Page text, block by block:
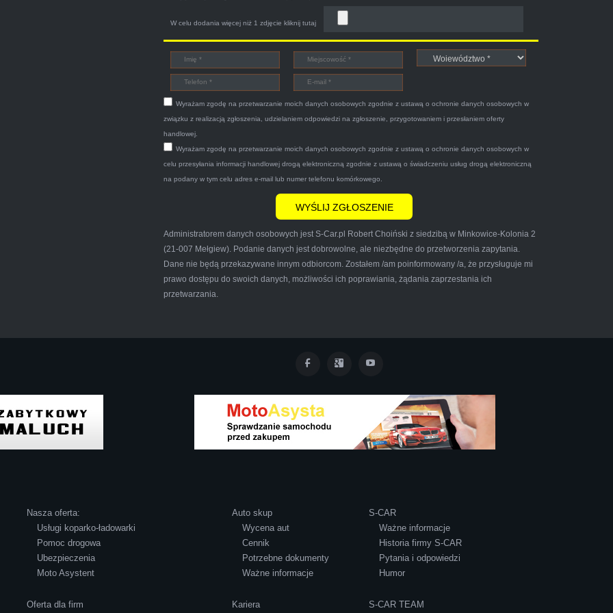
o zamiarze sprzedania zony volvo. Powiedział że sprzedał ostatnio swojego Peugeota dwie godziny po
nr tel 703 403 025 po ok trzech godzinach przyjechało dwóch młodych kulturalnych panów przy kawie w
pewna i profesjonalna firma maja konto na Facebooku .
Bogdan
sprzedałam swoją wysłużoną corsinę tego samego dnia miły grzeczny pan przyjechał po trzech
wypisał dokumenty i wypłacił gotówkę.Zdecydowanie mogę polecić tą firmę mnie do skorzystania z ich
tam może wyrazić opinię na ich temat.
ludzki, nie zdziera, nie oszukuje. Kupil ode mnie juz 3 auta w roznym stanie, doradzil, wycenil. Jestem
czego z reguły nie można powiedzieć o innych firmach tego type. Pozdrawiam i polecam!
W celu dodania więcej niż 1 zdjęcie kliknij tutaj
Wyrażam zgodę na przetwarzanie moich danych osobowych zgodnie z ustawą o ochronie danych osobowych w
związku z realizacją zgłoszenia, udzielaniem odpowiedzi na zgłoszenie, przygotowaniem i przesłaniem oferty
handlowej.
Wyrażam zgodę na przetwarzanie moich danych osobowych zgodnie z ustawą o ochronie danych osobowych w
celu przesyłania informacji handlowej drogą elektroniczną zgodnie z ustawą o świadczeniu usług drogą elektroniczną
na podany w tym celu adres e-mail lub numer telefonu komórkowego.
Administratorem danych osobowych jest S-Car.pl Robert Choiński z siedzibą w Minkowice-Kolonia 2
(21-007 Mełgiew). Podanie danych jest dobrowolne, ale niezbędne do przetworzenia zapytania.
Dane nie będą przekazywane innym odbiorcom. Zostałem /am poinformowany /a, że przysługuje mi
prawo dostępu do swoich danych, możliwości ich poprawiania, żądania zaprzestania ich
przetwarzania.
Nasza oferta:
Usługi koparko-ładowarki
Pomoc drogowa
Ubezpieczenia
Moto Asystent
Oferta dla firm
Auto skup
Wycena aut
Cennik
Potrzebne dokumenty
Ważne informacje
Kariera
S-CAR
Ważne informacje
Historia firmy S-CAR
Pytania i odpowiedzi
Humor
S-CAR TEAM